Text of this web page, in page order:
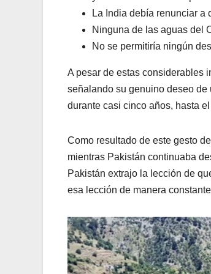
La India debía renunciar a
Ninguna de las aguas del
No se permitiría ningún
A pesar de estas considerables
señalando su genuino deseo de
durante casi cinco años, hasta
Como resultado de este gesto
mientras Pakistán continuaba
Pakistán extrajo la lección de
esa lección de manera